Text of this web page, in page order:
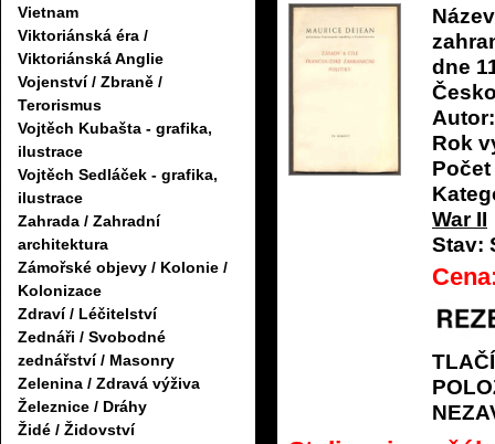
Vietnam
Viktoriánská éra /
Viktoriánská Anglie
Vojenství / Zbraně /
Terorismus
Vojtěch Kubašta - grafika,
ilustrace
Vojtěch Sedláček - grafika,
ilustrace
Zahrada / Zahradní
architektura
Zámořské objevy / Kolonie /
Kolonizace
Zdraví / Léčitelství
Zednáři / Svobodné
zednářství / Masonry
Zelenina / Zdravá výživa
Železnice / Dráhy
Židé / Židovství
dne
Autor:
Rok
War II
Stav: